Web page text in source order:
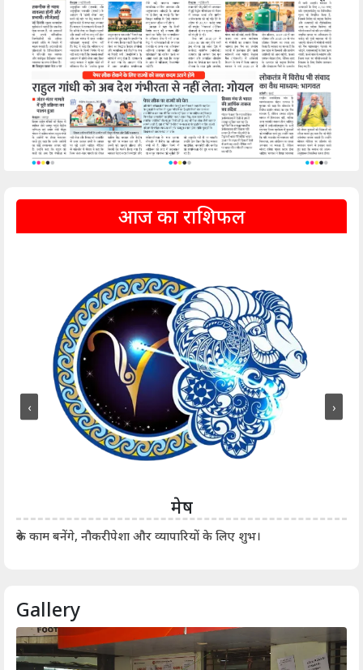
आज का राशिफल
मेष
रुके काम बनेंगे, नौकरीपेशा और व्यापारियों के लिए शुभ।
‹ ›
Gallery